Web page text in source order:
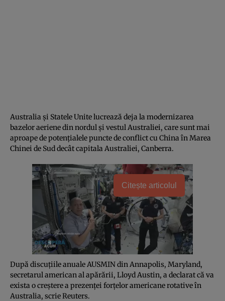
Australia și Statele Unite lucrează deja la modernizarea
bazelor aeriene din nordul și vestul Australiei, care sunt mai
aproape de potențialele puncte de conflict cu China în Marea
Chinei de Sud decât capitala Australiei, Canberra.
Citește articolul
După discuțiile anuale AUSMIN din Annapolis, Maryland,
secretarul american al apărării, Lloyd Austin, a declarat că va
exista o creștere a prezenței forțelor americane rotative în
Australia, scrie Reuters.